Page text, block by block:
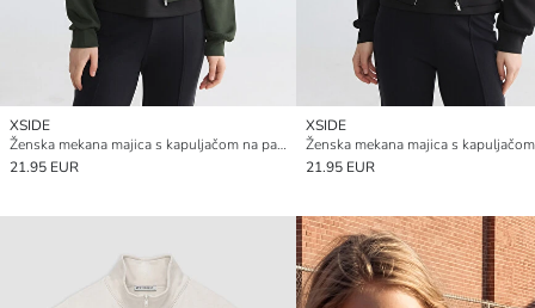
XSIDE
Ženska mekana majica s kapuljačom na patentni zatvarač
21.95 EUR
XSIDE
21.95 EUR